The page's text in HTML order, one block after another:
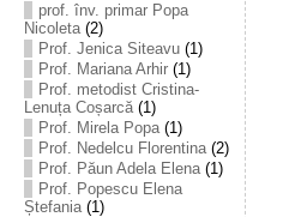
prof. înv. primar Popa
Nicoleta(2)
Prof. Jenica Siteavu(1)
Prof. Mariana Arhir(1)
Prof. metodist Cristina-
Lenuța Coșarcă(1)
Prof. Mirela Popa(1)
Prof. Nedelcu Florentina(2)
Prof. Păun Adela Elena(1)
Prof. Popescu Elena
Ștefania(1)